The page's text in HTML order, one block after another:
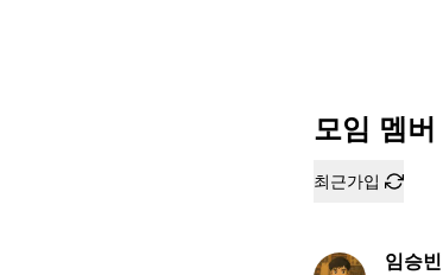
모임 멤버
최근가입
임승빈